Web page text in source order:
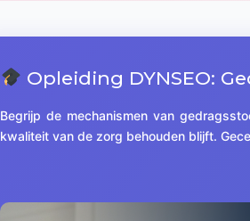
Opleiding DYNSEO:
Begrijp de mechanismen van
kwaliteit van de zorg behouden blijft.